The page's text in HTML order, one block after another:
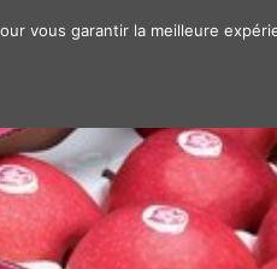
Chiffres clés Nos solutions
vous garantir la meilleure